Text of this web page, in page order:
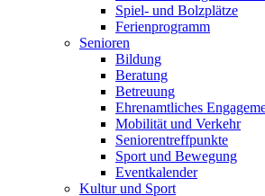
Spiel- und Bolzplätze
Ferienprogramm
Senioren
Bildung
Beratung
Betreuung
Ehrenamtliches
Mobilität und Verkehr
Seniorentreffpunkte
Sport und Bewegung
Eventkalender
Kultur und Sport